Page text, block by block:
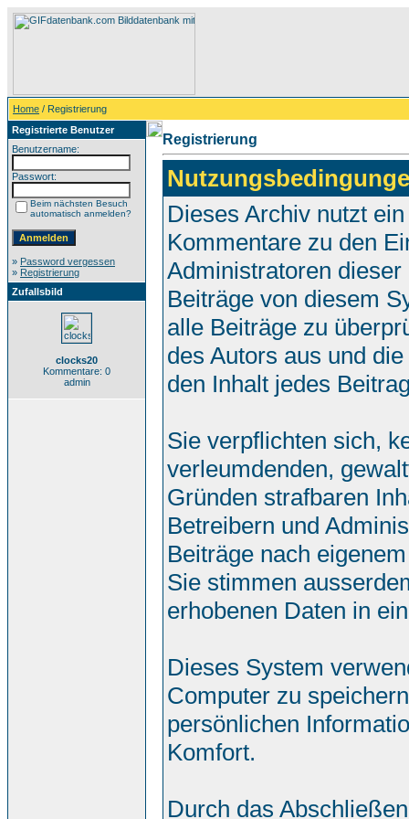
Home / Registrierung
Registrierte Benutzer
Benutzername:
Passwort:
Beim nächsten Besuch
automatisch anmelden?
» Password vergessen
» Registrierung
Zufallsbild
clocks20
Kommentare: 0
admin
Registrierung
Dieses Archiv nutzt
Kommentare zu den
Administratoren
Beiträge von diesem
alle Beiträge zu
des Autors aus und
den Inhalt jedes
Sie verpflichten sich,
verleumdenden,
Gründen strafbaren
Betreibern und
Beiträge nach
Sie stimmen
erhobenen Daten in
Dieses System
Computer zu
persönlichen
Komfort.
Durch das